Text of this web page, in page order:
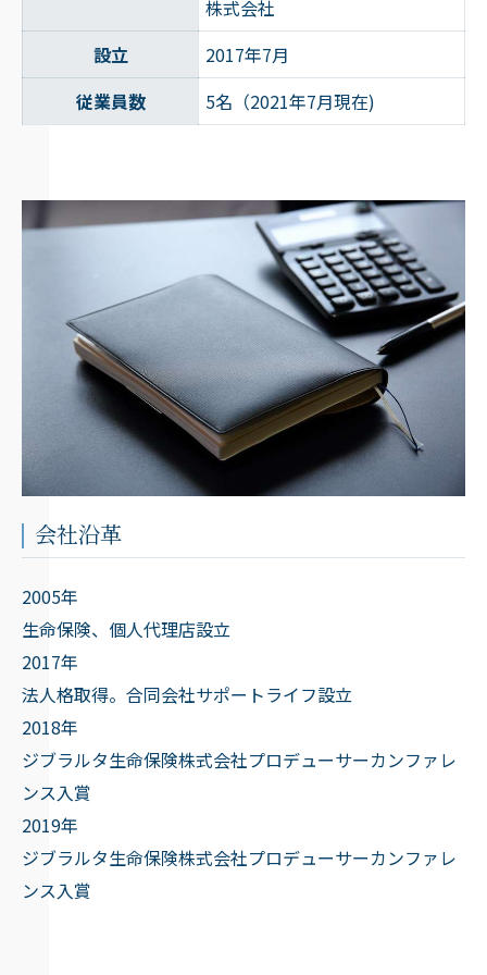
株式会社
設立
2017年7月
従業員数
5名（2021年7月現在)
会社沿革
2005年
生命保険、個人代理店設立
2017年
法人格取得。合同会社サポートライフ設立
2018年
ジブラルタ生命保険株式会社プロデューサーカンファレ
ンス入賞
2019年
ジブラルタ生命保険株式会社プロデューサーカンファレ
ンス入賞